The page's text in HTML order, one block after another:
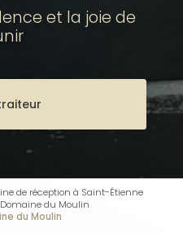
et la joie de
de réception à Saint-Étienne
du Moulin
du Moulin